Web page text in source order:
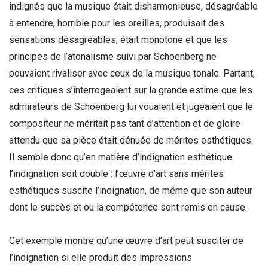
indignés que la musique était disharmonieuse, désagréable
à entendre, horrible pour les oreilles, produisait des
sensations désagréables, était monotone et que les
principes de l’atonalisme suivi par Schoenberg ne
pouvaient rivaliser avec ceux de la musique tonale. Partant,
ces critiques s’interrogeaient sur la grande estime que les
admirateurs de Schoenberg lui vouaient et jugeaient que le
compositeur ne méritait pas tant d’attention et de gloire
attendu que sa pièce était dénuée de mérites esthétiques.
Il semble donc qu’en matière d’indignation esthétique
l’indignation soit double : l’œuvre d’art sans mérites
esthétiques suscite l’indignation, de même que son auteur
dont le succès et ou la compétence sont remis en cause.
Cet exemple montre qu’une œuvre d’art peut susciter de
l’indignation si elle produit des impressions